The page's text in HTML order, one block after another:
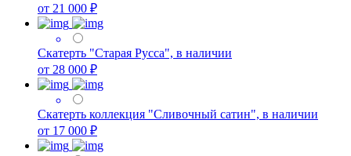
от 21 000 ₽
Скатерть "Старая Русса", в наличии
от 28 000 ₽
Скатерть коллекция "Сливочный сатин", в наличии
от 17 000 ₽